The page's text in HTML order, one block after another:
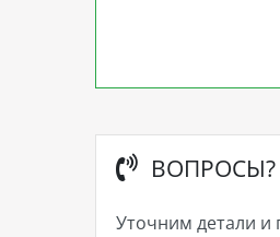
Уточним детали и